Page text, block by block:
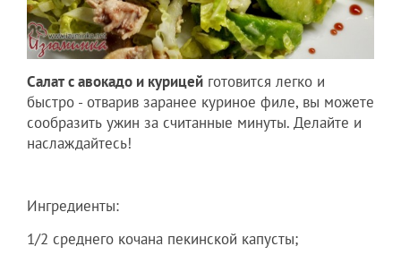
Салат с авокадо и курицей готовится легко и
быстро - отварив заранее куриное филе, вы можете
сообразить ужин за считанные минуты. Делайте и
наслаждайтесь!
Ингредиенты:
1/2 среднего кочана пекинской капусты;